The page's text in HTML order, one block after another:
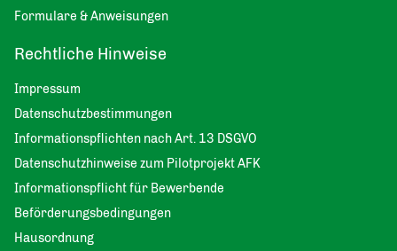
Formulare & Anweisungen
Rechtliche Hinweise
Impressum
Datenschutzbestimmungen
Informationspflichten nach Art. 13 DSGVO
Datenschutzhinweise zum Pilotprojekt AFK
Informationspflicht für Bewerbende
Beförderungsbedingungen
Hausordnung